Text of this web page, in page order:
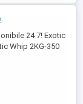
24 7! Exotic
Whip 2KG-350
QR Pentru
Livrare